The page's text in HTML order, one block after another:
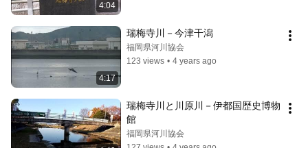
4:04
4:17
瑞梅寺川－今津干潟
福岡県河川協会
123 views • 4 years ago
瑞梅寺川と川原川－伊都国歴史博物
館
福岡県河川協会